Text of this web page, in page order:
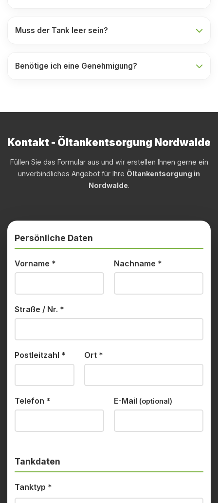
Muss der Tank leer sein?
Benötige ich eine Genehmigung?
Kontakt - Öltankentsorgung Nordwalde
Füllen Sie das Formular aus und wir erstellen Ihnen gerne ein
unverbindliches Angebot für Ihre Öltankentsorgung in
Nordwalde.
Persönliche Daten
Vorname * Nachname *
Straße / Nr. *
Postleitzahl * Ort *
Telefon * E-Mail (optional)
Tankdaten
Tanktyp *